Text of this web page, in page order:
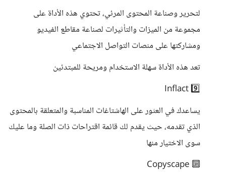
لتحرير وصناعة المحتوى المرئي، تحتوي هذه الأداة على
مجموعة من الميزات والتأثيرات لصناعة مقاطع الفيديو
ومشاركتها على منصات التواصل الاجتماعي
تعد هذه الأداة سهلة الاستخدام ومريحة للمبتدئين
9️⃣ Inflact
يساعدك في العثور على الهاشتاغات المناسبة والمتعلقة بالمحتوى
الذي تقدمه، حيث يقدم لك قائمة اقتراحات ذات الصلة وما عليك
سوى الاختيار منها
🔟 Copyscape